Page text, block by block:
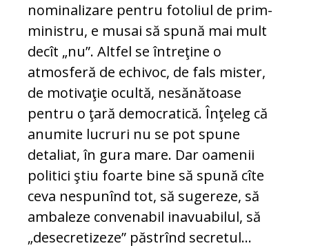
nominalizare pentru fotoliul de prim-
ministru, e musai să spună mai mult
decît „nu”. Altfel se întreţine o
atmosferă de echivoc, de fals mister,
de motivaţie ocultă, nesănătoase
pentru o ţară democratică. Înţeleg că
anumite lucruri nu se pot spune
detaliat, în gura mare. Dar oamenii
politici ştiu foarte bine să spună cîte
ceva nespunînd tot, să sugereze, să
ambaleze convenabil inavuabilul, să
„desecretizeze” păstrînd secretul…